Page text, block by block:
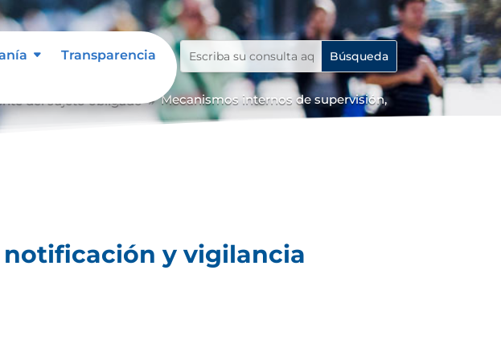
Transparencia
del sujeto obligado 9 Mecanismos internos de supervisión,
y vigilancia